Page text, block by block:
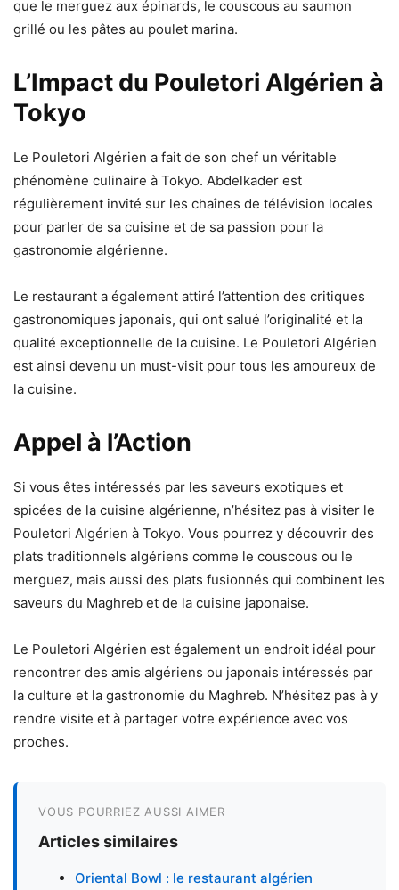
que le merguez aux épinards, le couscous au saumon
grillé ou les pâtes au poulet marina.
L’Impact du Pouletori Algérien à
Tokyo
Le Pouletori Algérien a fait de son chef un véritable
phénomène culinaire à Tokyo. Abdelkader est
régulièrement invité sur les chaînes de télévision locales
pour parler de sa cuisine et de sa passion pour la
gastronomie algérienne.
Le restaurant a également attiré l’attention des critiques
gastronomiques japonais, qui ont salué l’originalité et la
qualité exceptionnelle de la cuisine. Le Pouletori Algérien
est ainsi devenu un must-visit pour tous les amoureux de
la cuisine.
Appel à l’Action
Si vous êtes intéressés par les saveurs exotiques et
spicées de la cuisine algérienne, n’hésitez pas à visiter le
Pouletori Algérien à Tokyo. Vous pourrez y découvrir des
plats traditionnels algériens comme le couscous ou le
merguez, mais aussi des plats fusionnés qui combinent les
saveurs du Maghreb et de la cuisine japonaise.
Le Pouletori Algérien est également un endroit idéal pour
rencontrer des amis algériens ou japonais intéressés par
la culture et la gastronomie du Maghreb. N’hésitez pas à y
rendre visite et à partager votre expérience avec vos
proches.
VOUS POURRIEZ AUSSI AIMER
Articles similaires
Oriental Bowl : le restaurant algérien